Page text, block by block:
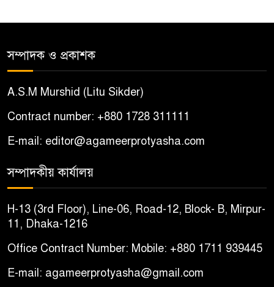
পরিবার
৫
চাল জব্দের ঘটনায় ষড়যন্ত্রের
৬
পরীক্ষা
৭
বোয়ালমারীতে সাবেক কাউন্সিলরের
বাড়ি থেকে ইমাম-মুয়াজ্জিনদের
সম্পাদক ও প্রকাশক
A.S.M Murshid (Litu Sikder)
Contract number: +880 1728 311111
E-mail: editor@agameerprotyasha.com
সম্পাদকীয় কার্যালয়
H-13 (3rd Floor), Line-06, Road-12, Block- B, Mirpur-
11, Dhaka-1216
Office Contract Number: Mobile: +880 1711 939445
E-mail: agameerprotyasha@gmail.com